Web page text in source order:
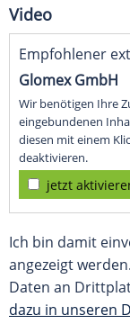
Video
Empfohlener
Glomex GmbH
Wir benötigen Ihre
eingebundenen
diesen mit einem
deaktivieren.
jetzt
Ich bin damit
angezeigt
Daten an
dazu in unseren